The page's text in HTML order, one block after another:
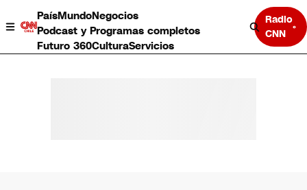
PaísMundoNegocios
Podcast y Programas completos
Futuro 360CulturaServicios
Radio
CNN